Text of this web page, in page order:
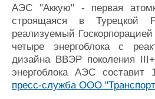
АЭС "Аккую" - первая
строящаяся в Турецкой
реализуемый
четыре энергоблока с
дизайна ВВЭР поколения
энергоблока АЭС составит
пресс-служба ООО